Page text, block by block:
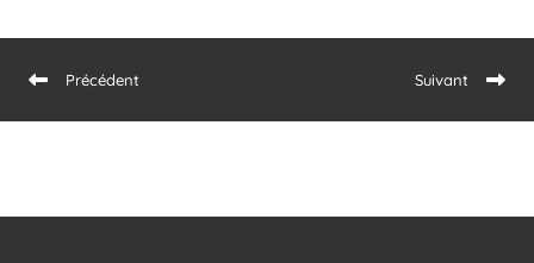
Précédent Suivant